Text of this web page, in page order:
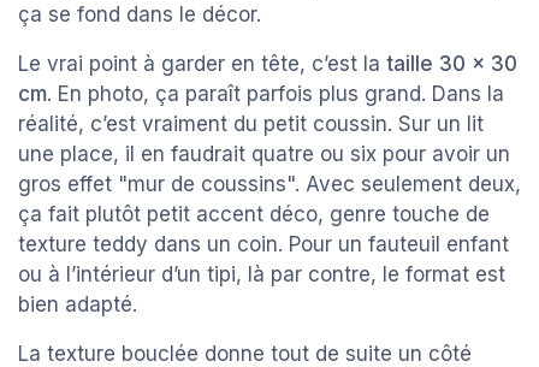
ça se fond dans le décor.
Le vrai point à garder en tête, c’est la taille 30 x 30
cm. En photo, ça paraît parfois plus grand. Dans la
réalité, c’est vraiment du petit coussin. Sur un lit
une place, il en faudrait quatre ou six pour avoir un
gros effet "mur de coussins". Avec seulement deux,
ça fait plutôt petit accent déco, genre touche de
texture teddy dans un coin. Pour un fauteuil enfant
ou à l’intérieur d’un tipi, là par contre, le format est
bien adapté.
La texture bouclée donne tout de suite un côté